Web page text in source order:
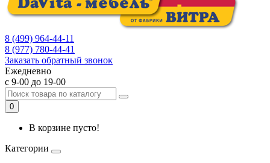
8 (499) 964-44-11
8 (977) 780-44-41
Заказать обратный звонок
Ежедневно
с 9-00 до 19-00
0
В корзине пусто!
Категории